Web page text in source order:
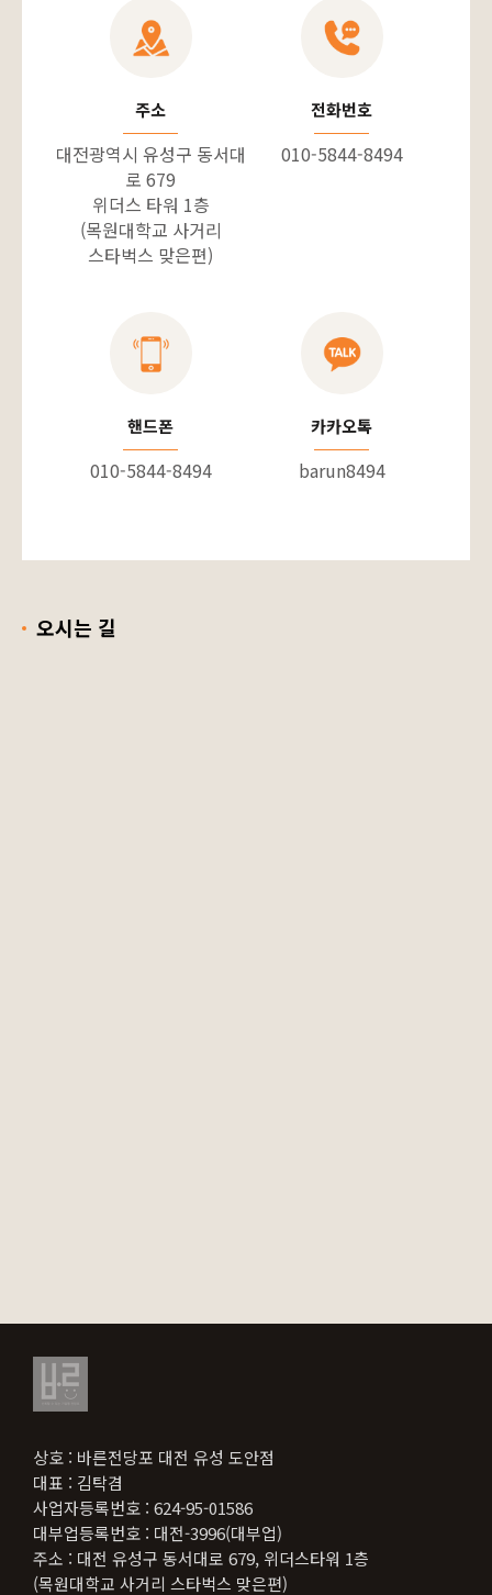
주소
대전광역시 유성구 동서대
로 679
위더스 타워 1층
(목원대학교 사거리
스타벅스 맞은편)
전화번호
010-5844-8494
핸드폰
010-5844-8494
카카오톡
barun8494
오시는 길
상호 : 바른전당포 대전 유성 도안점
대표 : 김탁겸
사업자등록번호 : 624-95-01586
대부업등록번호 : 대전-3996(대부업)
주소 : 대전 유성구 동서대로 679, 위더스타워 1층
(목원대학교 사거리 스타벅스 맞은편)